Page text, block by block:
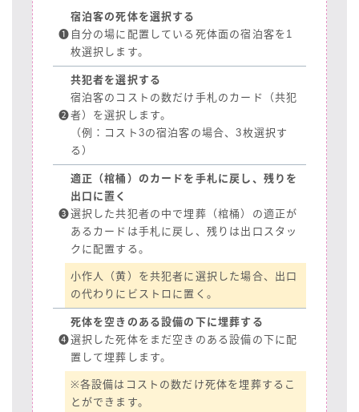
❶
宿泊客の死体を選択する
自分の場に配置している死体面の宿泊客を1
枚選択します。
❷
共犯者を選択する
宿泊客のコストの数だけ手札のカード（共犯
者）を選択します。
（例：コスト3の宿泊客の場合、3枚選択す
る）
❸
適正（棺桶）のカードを手札に戻し、残りを
出口に置く
選択した共犯者の中で埋葬（棺桶）の適正が
あるカードは手札に戻し、残りは出口スタッ
クに配置する。
小作人（黄）を共犯者に選択した場合、出口
の代わりにビストロに置く。
❹
死体を空きのある設備の下に埋葬する
選択した死体をまだ空きのある設備の下に配
置して埋葬します。
※各設備はコストの数だけ死体を埋葬するこ
とができます。